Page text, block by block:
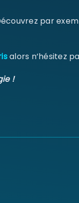
par
alors n’hésitez
!